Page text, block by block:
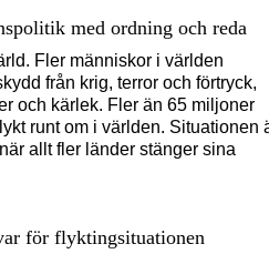
med ordning och reda
Fler människor i världen
från krig, terror och förtryck,
och kärlek. Fler än 65 miljoner
runt om i världen. Situationen
allt fler länder stänger sina
för flyktingsituationen